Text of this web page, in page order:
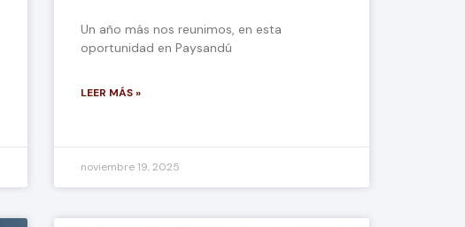
Un año más nos reunimos, en esta
oportunidad en Paysandú
LEER MÁS »
noviembre 19, 2025